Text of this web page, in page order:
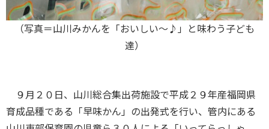
（写真＝山川みかんを「おいしい～♪」と味わう子ども
達）
９月２０日、山川総合集出荷施設で平成２９年産福岡県
育成品種である「早味かん」の出発式を行い、管内にある